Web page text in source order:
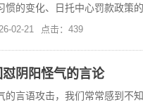
惯的变化、日托中心罚款政策
动力反而会受到负面影响。
02-21 点击：439
阴阳怪气的言论
的言语攻击，我们常常感到不